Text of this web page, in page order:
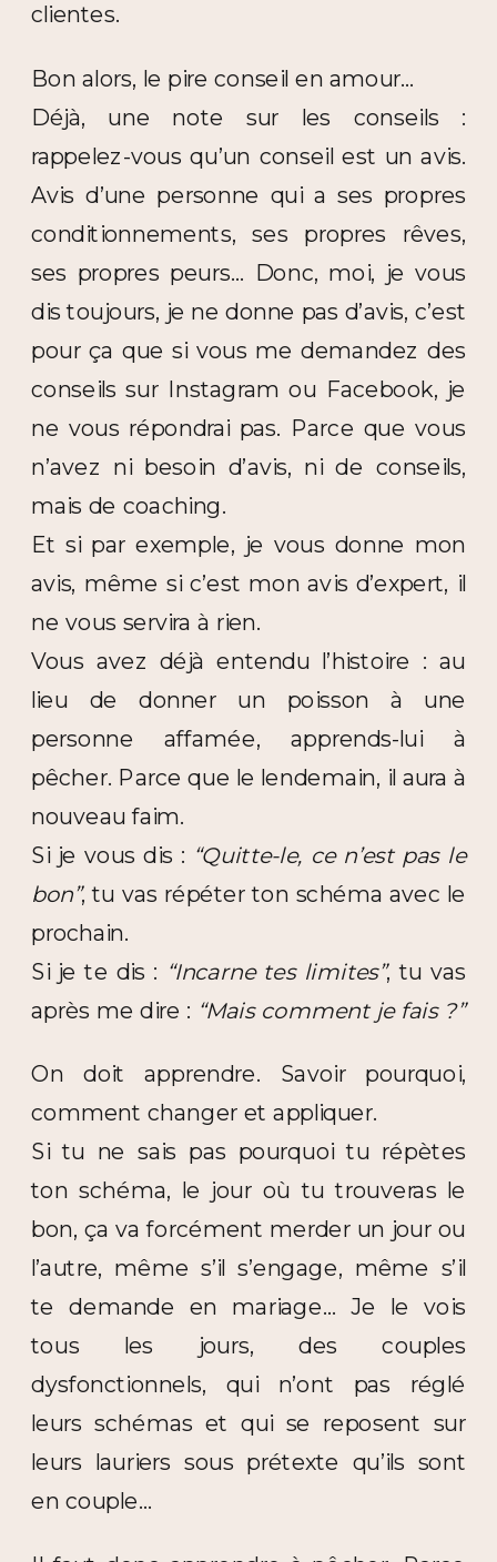
clientes.
Bon alors, le pire conseil en amour…
Déjà, une note sur les conseils :
rappelez-vous qu’un conseil est un avis.
Avis d’une personne qui a ses propres
conditionnements, ses propres rêves,
ses propres peurs… Donc, moi, je vous
dis toujours, je ne donne pas d’avis, c’est
pour ça que si vous me demandez des
conseils sur Instagram ou Facebook, je
ne vous répondrai pas. Parce que vous
n’avez ni besoin d’avis, ni de conseils,
mais de coaching.
Et si par exemple, je vous donne mon
avis, même si c’est mon avis d’expert, il
ne vous servira à rien.
Vous avez déjà entendu l’histoire : au
lieu de donner un poisson à une
personne affamée, apprends-lui à
pêcher. Parce que le lendemain, il aura à
nouveau faim.
Si je vous dis : “Quitte-le, ce n’est pas le
bon”, tu vas répéter ton schéma avec le
prochain.
Si je te dis : “Incarne tes limites”, tu vas
après me dire : “Mais comment je fais ?”
On doit apprendre. Savoir pourquoi,
comment changer et appliquer.
Si tu ne sais pas pourquoi tu répètes
ton schéma, le jour où tu trouveras le
bon, ça va forcément merder un jour ou
l’autre, même s’il s’engage, même s’il
te demande en mariage… Je le vois
tous les jours, des couples
dysfonctionnels, qui n’ont pas réglé
leurs schémas et qui se reposent sur
leurs lauriers sous prétexte qu’ils sont
en couple…